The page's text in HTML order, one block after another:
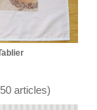
articles)